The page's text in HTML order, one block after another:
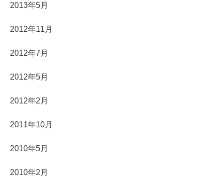
2013年5月
2012年11月
2012年7月
2012年5月
2012年2月
2011年10月
2010年5月
2010年2月